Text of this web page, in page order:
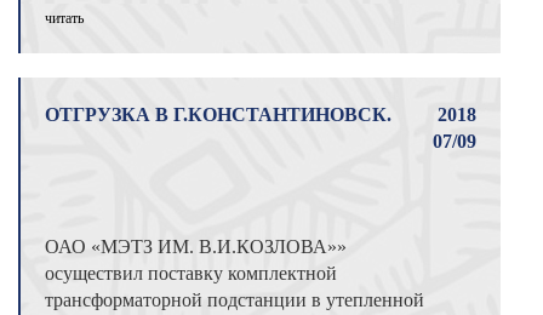
читать
ОТГРУЗКА В Г.КОНСТАНТИНОВСК.
2018
07/09
ОАО «МЭТЗ ИМ. В.И.КОЗЛОВА»»
осуществил поставку комплектной
трансформаторной подстанции в утепленной